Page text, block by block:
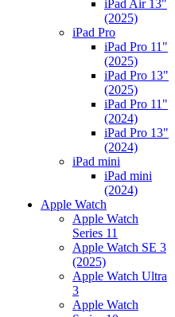
iPad Air 13"
(2025)
iPad Pro
iPad Pro 11"
(2025)
iPad Pro 13"
(2025)
iPad Pro 11"
(2024)
iPad Pro 13"
(2024)
iPad mini
iPad mini
(2024)
Apple Watch
Apple Watch
Series 11
Apple Watch SE 3
(2025)
Apple Watch Ultra
3
Apple Watch